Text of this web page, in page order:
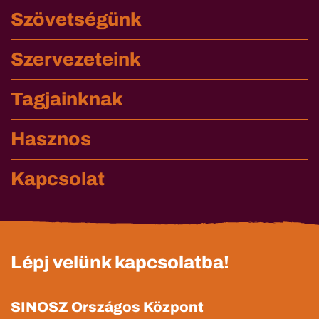
Szövetségünk
Szervezeteink
Tagjainknak
Hasznos
Kapcsolat
Lépj velünk kapcsolatba!
SINOSZ Országos Központ